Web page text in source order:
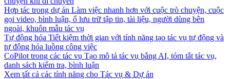
Hợp tác trong dự án Làm việc nhanh hơn với cuộc trò chuyện, cuộc
gọi video, bình luận, ổ lưu trữ tập tin, tài liệu, người dùng bên
ngoài, khuôn mẫu tác vụ
Tự động hóa Tiết kiệm thời gian với tính năng tạo tác vụ tự động và
tự động hóa luồng công việc
CoPilot trong các tác vụ Tạo mô tả tác vụ bằng AI, tóm tắt tác vụ,
danh sách kiểm tra, bình luận
Xem tất cả các tính năng cho Tác vụ & Dự án